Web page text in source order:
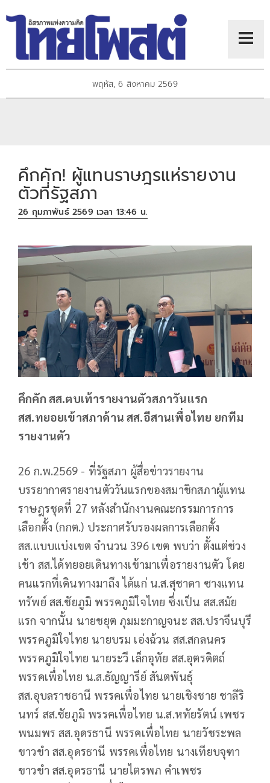
พฤหัส, 6 สิงหาคม 2569
คึกคัก! ผู้แทนราษฎรแห่รายงาน
ตัวที่รัฐสภา
26 กุมภาพันธ์ 2569 เวลา 13:46 น.
คึกคัก สส.ตบเท้ารายงานตัวสภาวันแรก
สส.ทยอยเข้าสภาด้าน สส.อีสานเพื่อไทย ยกทีม
รายงานตัว
26 ก.พ.2569 - ที่รัฐสภา ผู้สื่อข่าวรายงาน
บรรยากาศรายงานตัววันแรกของสมาชิกสภาผู้แทน
ราษฎรชุดที่ 27 หลังสำนักงานคณะกรรมการการ
เลือกตั้ง (กกต.) ประกาศรับรองผลการเลือกตั้ง
สส.แบบแบ่งเขต จำนวน 396 เขต พบว่า ตั้งแต่ช่วง
เช้า สส.ได้ทยอยเดินทางเข้ามาเพื่อรายงานตัว โดย
คนแรกที่เดินทางมาถึง ได้แก่ น.ส.สุชาดา ซางแทน
ทรัพย์ สส.ชัยภูมิ พรรคภูมิใจไทย ซึ่งเป็น สส.สมัย
แรก จากนั้น นายชยุต ภุมมะกาญจนะ สส.ปราจีนบุรี
พรรคภูมิใจไทย นายบรม เอ่งฉ้วน สส.สกลนคร
พรรคภูมิใจไทย นายระวี เล็กอุทัย สส.อุตรดิตถ์
พรรคเพื่อไทย น.ส.ธัญญารีย์ สันตพันธุ์
สส.อุบลราชธานี พรรคเพื่อไทย นายเชิงชาย ชาลีริ
นทร์ สส.ชัยภูมิ พรรคเพื่อไทย น.ส.หทัยรัตน์ เพชร
พนมพร สส.อุดรธานี พรรคเพื่อไทย นายวัชระพล
ขาวขำ สส.อุดรธานี พรรคเพื่อไทย นางเทียบจุฑา
ขาวขำ สส.อุดรธานี นายไตรพภ คำเพชร